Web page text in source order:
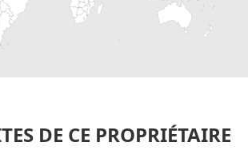
DE CE PROPRIÉTAIRE